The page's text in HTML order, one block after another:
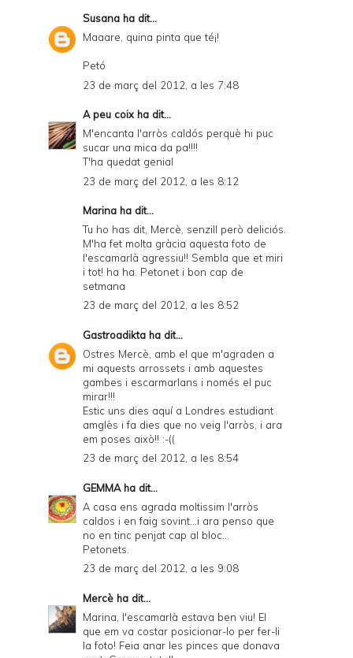
d
a
n
d
P
D
Susana ha dit...
Maaare, quina pinta que té¡!
Petó
23 de març del 2012, a les 7:48
A peu coix ha dit...
M'encanta l'arròs caldós perquè hi puc
sucar una mica da pa!!!!
T'ha quedat genial
23 de març del 2012, a les 8:12
Marina ha dit...
Tu ho has dit, Mercè, senzill però deliciós.
M'ha fet molta gràcia aquesta foto de
l'escamarlà agressiu!! Sembla que et miri
i tot! ha ha. Petonet i bon cap de
setmana
23 de març del 2012, a les 8:52
Gastroadikta ha dit...
Ostres Mercè, amb el que m'agraden a
mi aquests arrossets i amb aquestes
gambes i escarmarlans i només el puc
mirar!!!
Estic uns dies aquí a Londres estudiant
amglès i fa dies que no veig l'arròs, i ara
em poses això!! :-((
23 de març del 2012, a les 8:54
GEMMAha dit...
A casa ens agrada moltissim l'arròs
caldos i en faig sovint...i ara penso que
no en tinc penjat cap al bloc...
Petonets.
23 de març del 2012, a les 9:08
Mercè ha dit...
Marina, l'escamarlà estava ben viu! El
que em va costar posicionar-lo per fer-li
la foto! Feia anar les pinces que donava